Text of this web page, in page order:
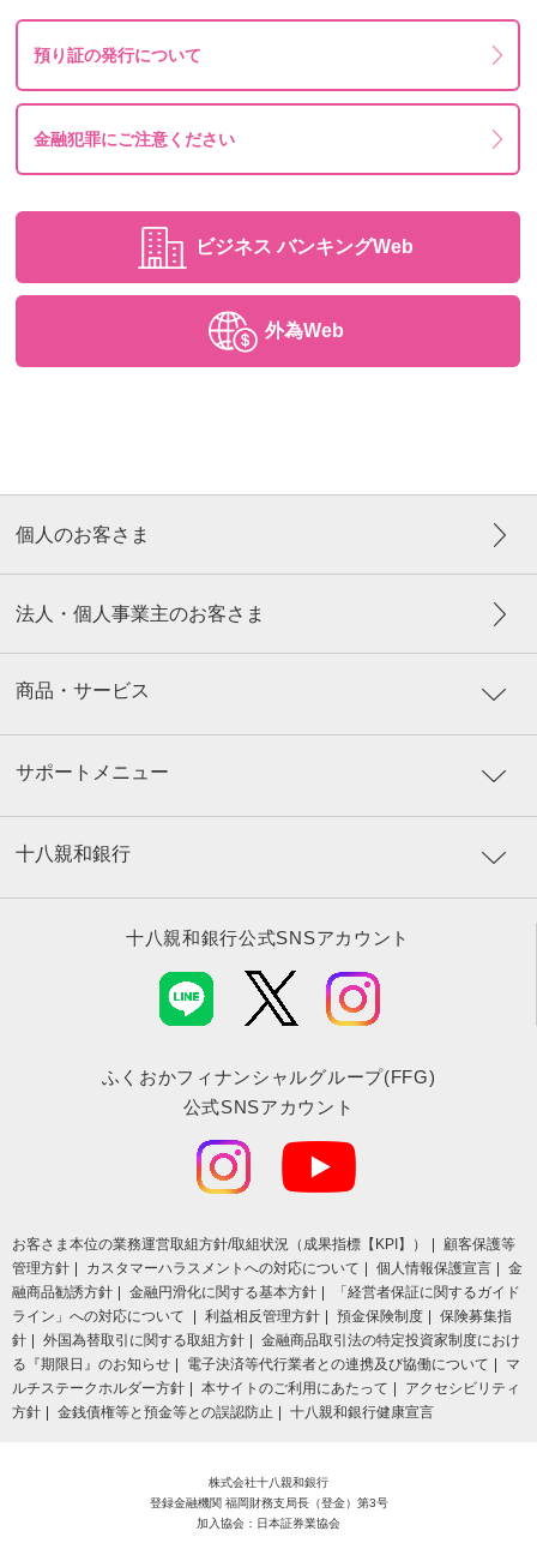
預り証の発行について
金融犯罪にご注意ください
ビジネス バンキングWeb
外為Web
個人のお客さま
法人・個人事業主のお客さま
商品・サービス
サポートメニュー
十八親和銀行
十八親和銀行公式SNSアカウント
ふくおかフィナンシャルグループ(FFG)
公式SNSアカウント
お客さま本位の業務運営取組⽅針/取組状況（成果指標【KPI】）
顧客保護等
管理方針
カスタマーハラスメントへの対応について 個人情報保護宣言
金
融商品勧誘方針
金融円滑化に関する基本方針
「経営者保証に関するガイド
ライン」への対応について
利益相反管理方針 預金保険制度
保険募集指
針
外国為替取引に関する取組方針
金融商品取引法の特定投資家制度におけ
る『期限日』のお知らせ
電子決済等代行業者との連携及び協働について
マ
ルチステークホルダー方針
本サイトのご利用にあたって
アクセシビリティ
方針
金銭債権等と預金等との誤認防止 十八親和銀行健康宣言
株式会社十八親和銀行
登録金融機関 福岡財務支局長（登金）第3号
加入協会：日本証券業協会